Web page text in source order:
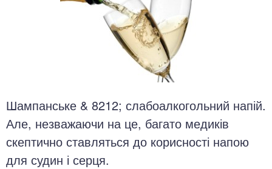
Шампанське & 8212; слабоалкогольний напій.
Але, незважаючи на це, багато медиків
скептично ставляться до корисності напою
для судин і серця.